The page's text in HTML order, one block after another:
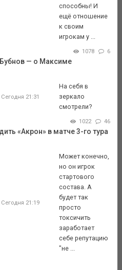
способны! И
ещё отношение
к своим
игрокам у ...
1078 6
— о Максиме
Сегодня 21:31
На себя в
зеркало
смотрели?
1022 46
«Акрон» в матче 3-го тура
Сегодня 21:19
Может конечно,
но он игрок
стартового
состава. А
будет так
просто
токсичить
заработает
себе репутацию
"не ...